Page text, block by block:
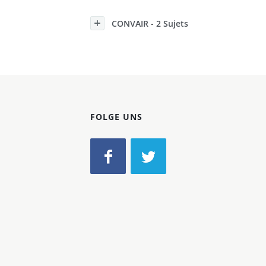
CONVAIR - 2 Sujets
FOLGE UNS